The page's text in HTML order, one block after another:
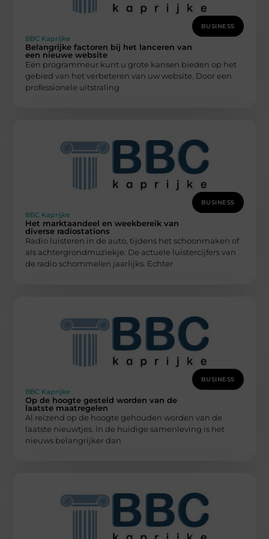
BUSINESS
BBC Kaprijke
Belangrijke factoren bij het lanceren van
een nieuwe website
Een programmeur kunt u grote kansen bieden op het
gebied van het verbeteren van uw website. Door een
professionele uitstraling
BUSINESS
BBC Kaprijke
Het marktaandeel en weekbereik van
diverse radiostations
Radio luisteren in de auto, tijdens het schoonmaken of
als achtergrondmuziekje. De actuele luistercijfers van
de radio schommelen jaarlijks. Echter
BUSINESS
BBC Kaprijke
Op de hoogte gesteld worden van de
laatste maatregelen
Al reizend op de hoogte gehouden worden van de
laatste nieuwtjes. In de huidige samenleving is het
nieuws belangrijker dan